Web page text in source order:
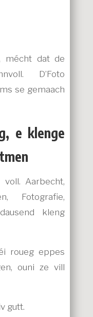
mécht dat de
D’Foto
se gemaach
e klenge
Aarbecht,
Fotografie,
kleng
roueg eppes
ouni ze vill
gutt.